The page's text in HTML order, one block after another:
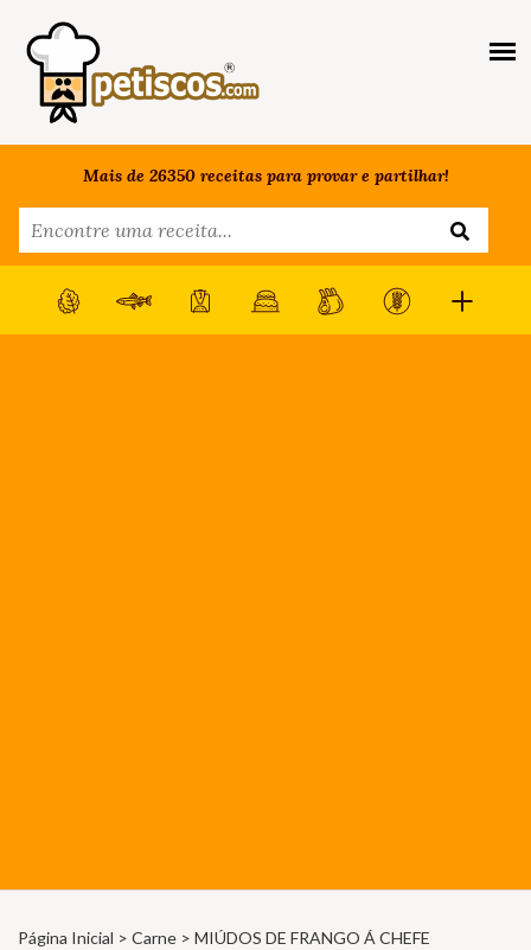
Mais de 26350 receitas para provar e partilhar!
Página Inicial > Carne > MIÚDOS DE FRANGO Á CHEFE